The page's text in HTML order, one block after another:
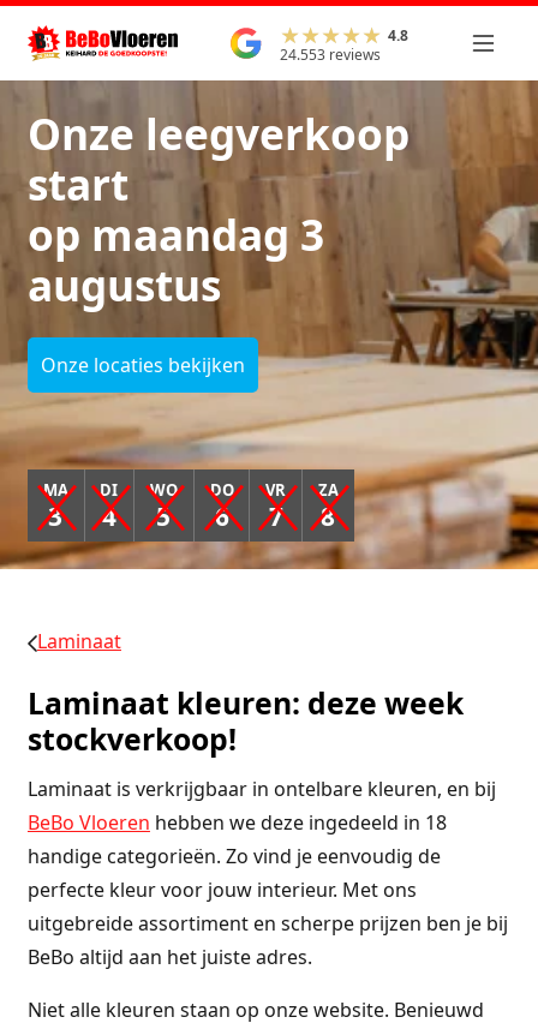
4.8
24.553 reviews
Onze leegverkoop
start
op maandag 3
augustus
Onze locaties bekijken
MA
3
DI
4
WO
5
DO
6
VR
7
ZA
8
Laminaat
Laminaat kleuren: deze week
stockverkoop!
Laminaat is verkrijgbaar in ontelbare kleuren, en bij
BeBo Vloeren hebben we deze ingedeeld in 18
handige categorieën. Zo vind je eenvoudig de
perfecte kleur voor jouw interieur. Met ons
uitgebreide assortiment en scherpe prijzen ben je bij
BeBo altijd aan het juiste adres.
Niet alle kleuren staan op onze website. Benieuwd